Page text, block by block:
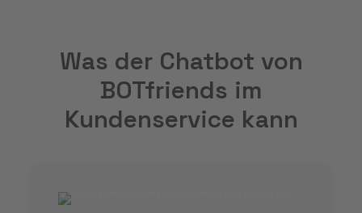
Was der Chatbot von
BOTfriends im
Kundenservice kann